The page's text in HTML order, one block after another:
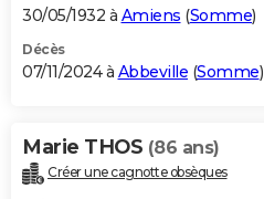
30/05/1932 à Amiens (Somme)
Décès
07/11/2024 à Abbeville (Somme)
Marie THOS (86 ans)
Créer une cagnotte obsèques